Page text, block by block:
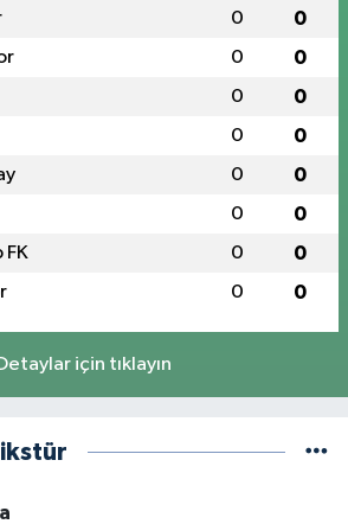
0 0
0 0
0 0
0 0
0 0
0 0
0 0
0 0
için tıklayın